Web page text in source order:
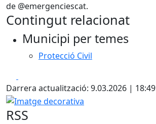
de @emergenciescat.
Contingut relacionat
Municipi per temes
Protecció Civil
Darrera actualització: 9.03.2026 | 18:49
Imatge decorativa
RSS